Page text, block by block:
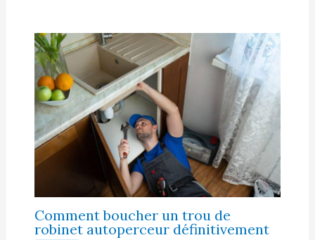
Comment boucher un trou de
robinet autoperceur définitivement